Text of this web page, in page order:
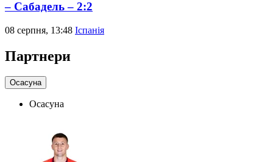
– Сабадель – 2:2
08 серпня, 13:48 Іспанія
Партнери
Осасуна
Осасуна